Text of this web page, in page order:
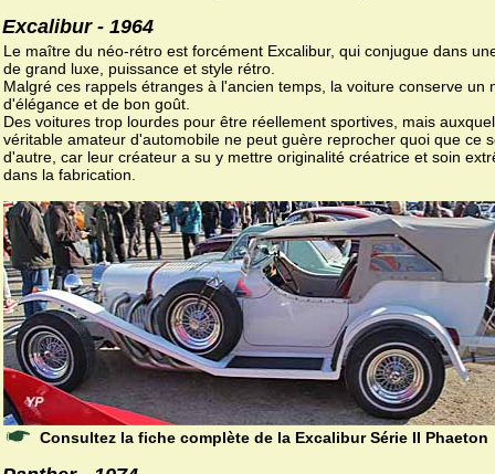
Excalibur - 1964
Le maître du néo-rétro est forcément Excalibur, qui conjugue dans
de grand luxe, puissance et style rétro.
Malgré ces rappels étranges à l'ancien temps, la voiture conserve un
d'élégance et de bon goût.
Des voitures trop lourdes pour être réellement sportives, mais
véritable amateur d'automobile ne peut guère reprocher quoi que ce
d'autre, car leur créateur a su y mettre originalité créatrice et soin
dans la fabrication.
Consultez la fiche complète de la Excalibur Série II Phaeton